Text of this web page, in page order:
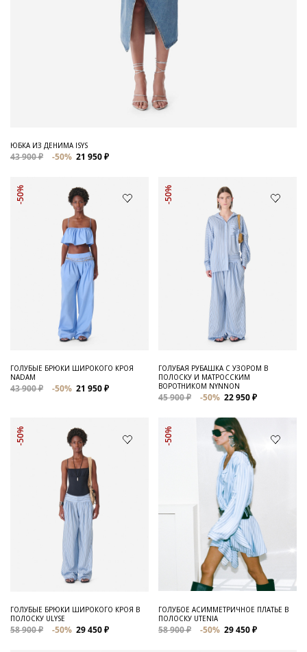
ЮБКА ИЗ ДЕНИМА ISYS
43 900 ₽ -50% 21 950 ₽
-50%
ГОЛУБЫЕ БРЮКИ ШИРОКОГО КРОЯ
NADAM
43 900 ₽ -50% 21 950 ₽
-50%
ГОЛУБАЯ РУБАШКА С УЗОРОМ В
ПОЛОСКУ И МАТРОССКИМ
ВОРОТНИКОМ NYNNON
45 900 ₽ -50% 22 950 ₽
-50%
ГОЛУБЫЕ БРЮКИ ШИРОКОГО КРОЯ В
ПОЛОСКУ ULYSE
58 900 ₽ -50% 29 450 ₽
-50%
ГОЛУБОЕ АСИММЕТРИЧНОЕ ПЛАТЬЕ В
ПОЛОСКУ UTENIA
58 900 ₽ -50% 29 450 ₽